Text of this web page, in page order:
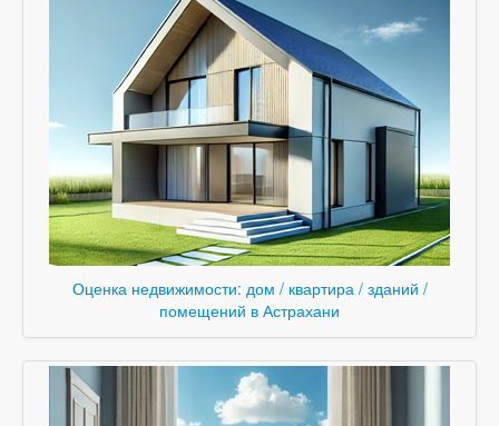
Оценка недвижимости: дом / квартира / зданий /
помещений в Астрахани